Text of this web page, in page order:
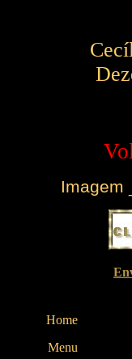
Imagem
Home
Menu